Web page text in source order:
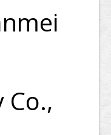
Co.,